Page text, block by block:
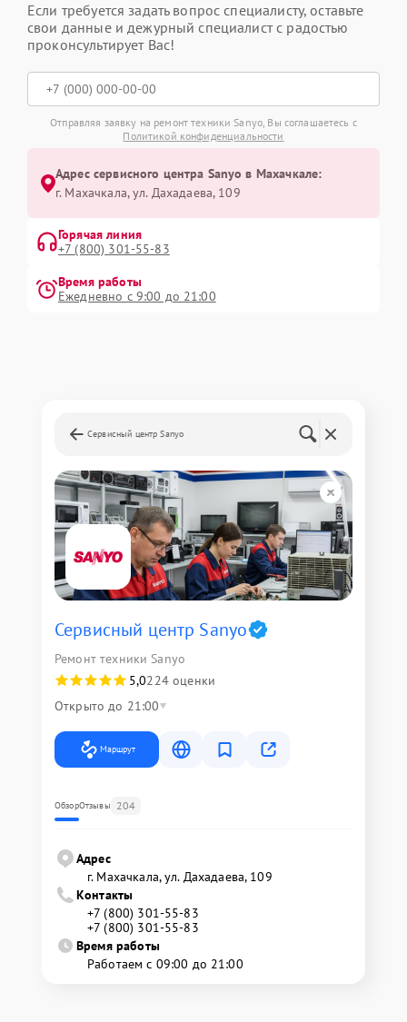
Если требуется задать вопрос специалисту, оставьте
свои данные и дежурный специалист с радостью
проконсультирует Вас!
Отправляя заявку на ремонт техники Sanyo, Вы соглашаетесь с
Политикой конфиденциальности
Адрес сервисного центра Sanyo в Махачкале:
г. Махачкала, ул. Дахадаева, 109
Горячая линия
+7 (800) 301-55-83
Время работы
Ежедневно с 9:00 до 21:00
Сервисный центр Sanyo
Сервисный центр Sanyo
Ремонт техники Sanyo
5,0224 оценки
Открыто до 21:00
Маршрут
ОбзорОтзывы 204
Адрес
г. Махачкала, ул. Дахадаева, 109
Контакты
+7 (800) 301-55-83
+7 (800) 301-55-83
Время работы
Работаем с 09:00 до 21:00